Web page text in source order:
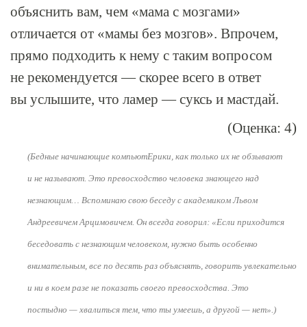
объяснить вам, чем «мама с мозгами»
отличается от «мамы без мозгов». Впрочем,
прямо подходить к нему с таким вопросом
не рекомендуется — скорее всего в ответ
вы услышите, что ламер — суксь и мастдай.
(Оценка: 4)
(Бедные начинающие компьютЕрики, как только их не обзывают
и не называют. Это превосходство человека знающего над
незнающим… Вспоминаю свою беседу с академиком Львом
Андреевичем Арцимовичем. Он всегда говорил: «Если приходится
беседовать с незнающим человеком, нужно быть особенно
внимательным, все по десять раз объяснять, говорить увлекательно
и ни в коем разе не показать своего превосходства. Это
постыдно — хвалиться тем, что ты умеешь, а другой — нет».)